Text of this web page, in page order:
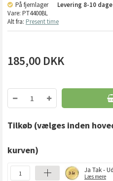
På fjernlager Levering 8-10 dage
Vare: PT4400BL
Alt fra: Present time
185,00 DKK
Tilkøb (vælges inden
kurven)
Ja Tak -
Læs mere